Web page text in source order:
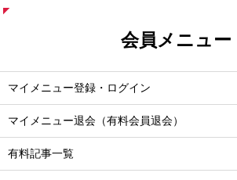
会員メニュー
マイメニュー登録・ログイン
マイメニュー退会（有料会員退会）
有料記事一覧